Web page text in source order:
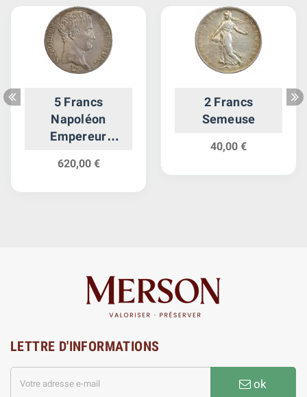
5 Francs
Napoléon
Empereur
Révolutionnaire
620,00 €
2 Francs
Semeuse
40,00 €
LETTRE D'INFORMATIONS
ok